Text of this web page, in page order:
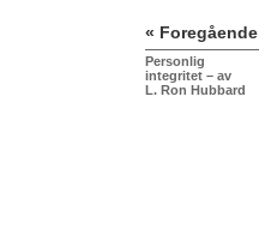
« Foregående
Personlig
integritet – av
L. Ron Hubbard